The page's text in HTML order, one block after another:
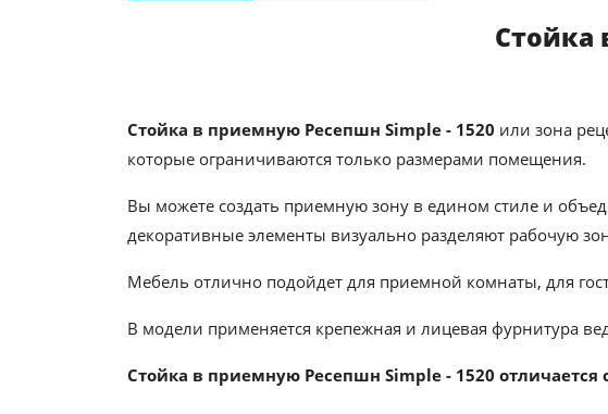
Стойка
Стойка в приемную Ресепшн Simple - 1520 или зона
которые ограничиваются только размерами помещения.
Вы можете создать приемную зону в едином стиле и
декоративные элементы визуально разделяют рабочую
Мебель отлично подойдет для приемной комнаты, для
В модели применяется крепежная и лицевая фурнитура
Стойка в приемную Ресепшн Simple - 1520